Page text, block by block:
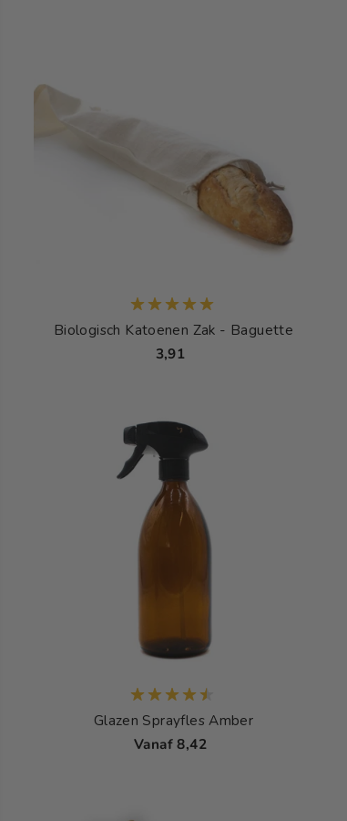
Biologisch Katoenen Zak - Baguette
3,91
Glazen Sprayfles Amber
Vanaf 8,42